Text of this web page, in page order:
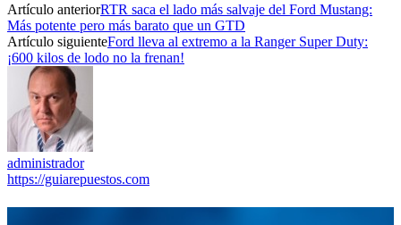
Artículo anteriorRTR saca el lado más salvaje del Ford Mustang:
Más potente pero más barato que un GTD
Artículo siguienteFord lleva al extremo a la Ranger Super Duty:
¡600 kilos de lodo no la frenan!
administrador
https://guiarepuestos.com